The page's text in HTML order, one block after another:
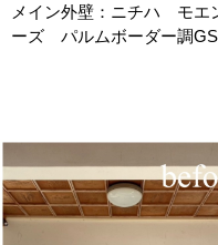
メイン外壁：ニチハ モエ
ーズ パルムボーダー調